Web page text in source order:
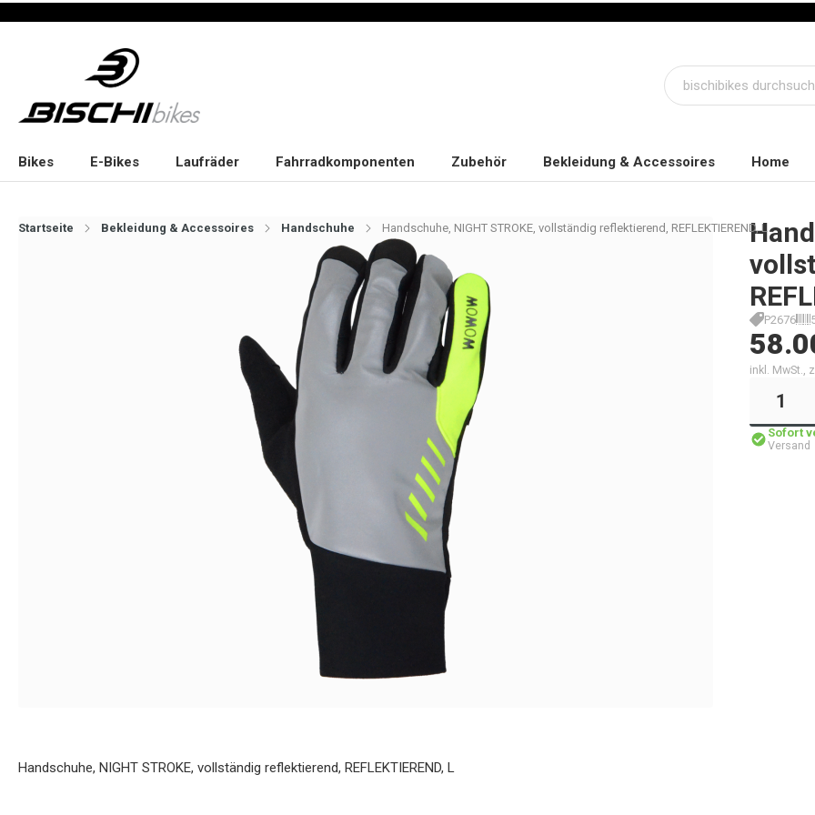
Bikes E-Bikes Laufräder Fahrradkomponenten Zubehör Bekleidung & Accessoires Home
Startseite Bekleidung & Accessoires Handschuhe Handschuhe, NIGHT STROKE, vollständig reflektierend, REFLEKTIEREND, L
P2676
inkl. MwSt.,
Sofort
Versand
Handschuhe, NIGHT STROKE, vollständig reflektierend, REFLEKTIEREND, L